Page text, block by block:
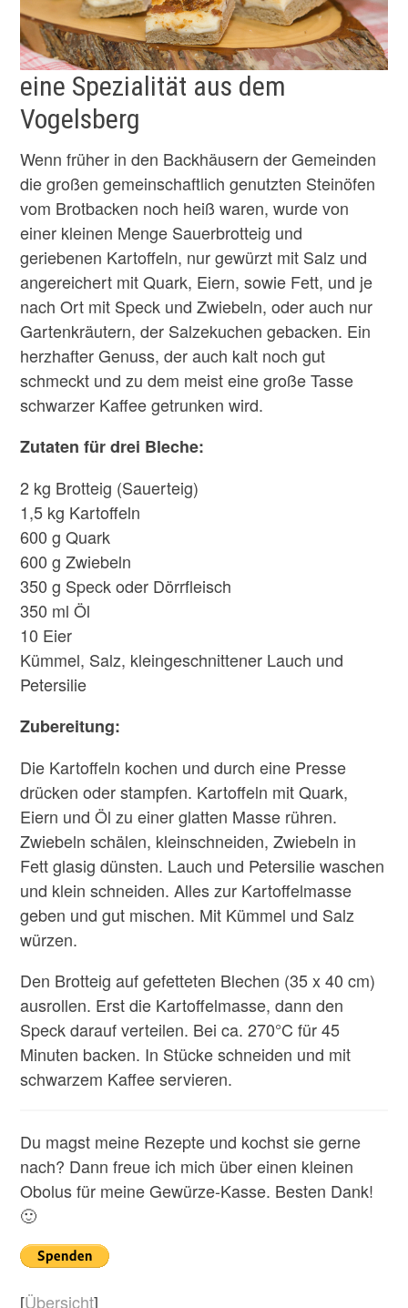
eine Spezialität aus dem
Vogelsberg
Wenn früher in den Backhäusern der Gemeinden
die großen gemeinschaftlich genutzten Steinöfen
vom Brotbacken noch heiß waren, wurde von
einer kleinen Menge Sauerbrotteig und
geriebenen Kartoffeln, nur gewürzt mit Salz und
angereichert mit Quark, Eiern, sowie Fett, und je
nach Ort mit Speck und Zwiebeln, oder auch nur
Gartenkräutern, der Salzekuchen gebacken. Ein
herzhafter Genuss, der auch kalt noch gut
schmeckt und zu dem meist eine große Tasse
schwarzer Kaffee getrunken wird.
Zutaten für drei Bleche:
2 kg Brotteig (Sauerteig)
1,5 kg Kartoffeln
600 g Quark
600 g Zwiebeln
350 g Speck oder Dörrfleisch
350 ml Öl
10 Eier
Kümmel, Salz, kleingeschnittener Lauch und
Petersilie
Zubereitung:
Die Kartoffeln kochen und durch eine Presse
drücken oder stampfen. Kartoffeln mit Quark,
Eiern und Öl zu einer glatten Masse rühren.
Zwiebeln schälen, kleinschneiden, Zwiebeln in
Fett glasig dünsten. Lauch und Petersilie waschen
und klein schneiden. Alles zur Kartoffelmasse
geben und gut mischen. Mit Kümmel und Salz
würzen.
Den Brotteig auf gefetteten Blechen (35 x 40 cm)
ausrollen. Erst die Kartoffelmasse, dann den
Speck darauf verteilen. Bei ca. 270°C für 45
Minuten backen. In Stücke schneiden und mit
schwarzem Kaffee servieren.
Du magst meine Rezepte und kochst sie gerne
nach? Dann freue ich mich über einen kleinen
Obolus für meine Gewürze-Kasse. Besten Dank!
🙂
[Übersicht]